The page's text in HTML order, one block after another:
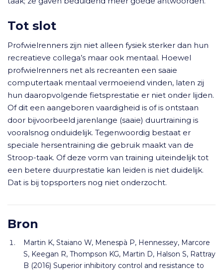
Tot slot
Profwielrenners zijn niet alleen fysiek sterker dan hun
recreatieve collega’s maar ook mentaal. Hoewel
profwielrenners net als recreanten een saaie
computertaak mentaal vermoeiend vinden, laten zij
hun daaropvolgende fietsprestatie er niet onder lijden.
Of dit een aangeboren vaardigheid is of is ontstaan
door bijvoorbeeld jarenlange (saaie) duurtraining is
vooralsnog onduidelijk. Tegenwoordig bestaat er
speciale hersentraining die gebruik maakt van de
Stroop-taak. Of deze vorm van training uiteindelijk tot
een betere duurprestatie kan leiden is niet duidelijk.
Dat is bij topsporters nog niet onderzocht.
Bron
Martin K, Staiano W, Menespà P, Hennessey, Marcore
S, Keegan R, Thompson KG, Martin D, Halson S, Rattray
B (2016) Superior inhibitory control and resistance to